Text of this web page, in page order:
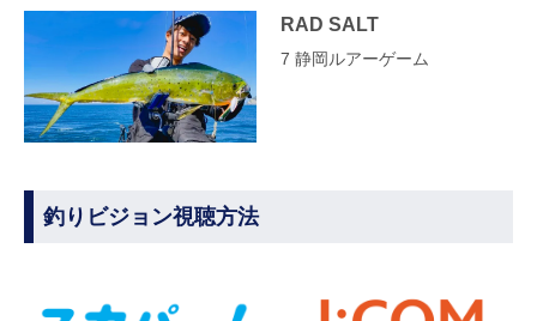
RAD SALT
7 静岡ルアーゲーム
釣りビジョン視聴方法